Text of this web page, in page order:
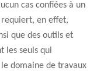
cas confiées à un
en effet,
que des outils et
les seuls qui
domaine de travaux